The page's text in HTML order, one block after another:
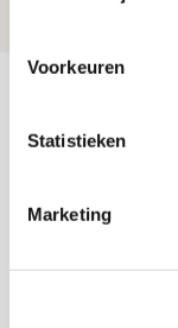
Voorkeuren
Statistieken
Marketing
Bekijk meer
23